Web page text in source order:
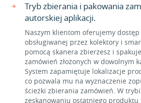
Tryb zbierania i pakowania
autorskiej aplikacji.
Naszym klientom oferujemy
obsługiwanej przez kolektory i
pomocą skanera zbierzesz i
zamówień złożonych w dowolnym
System zapamiętuje lokalizacje
co pozwala mu na wyznaczenie
ścieżki zbierania zamówień. W
zeskanowaniu ostatniego produktu